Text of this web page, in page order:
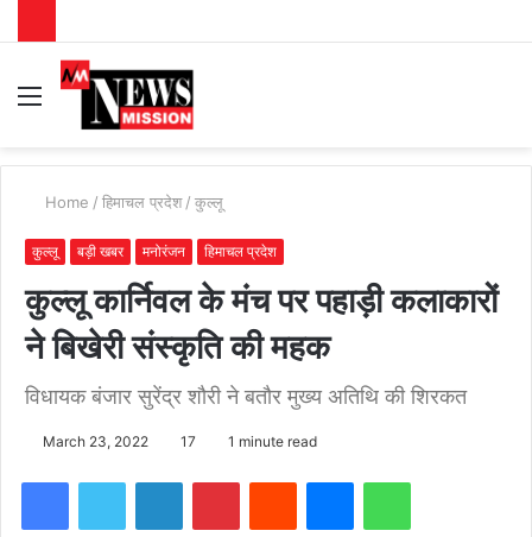
Menu
Home / हिमाचल प्रदेश / कुल्लू
कुल्लू बड़ी खबर मनोरंजन हिमाचल प्रदेश
कुल्लू कार्निवल के मंच पर पहाड़ी कलाकारों
ने बिखेरी संस्कृति की महक
विधायक बंजार सुरेंद्र शौरी ने बतौर मुख्य अतिथि की शिरकत
March 23, 2022 17 1 minute read